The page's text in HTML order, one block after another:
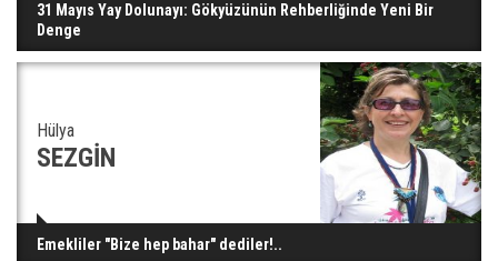
31 Mayıs Yay Dolunayı: Gökyüzünün Rehberliğinde Yeni Bir
Denge
Hülya
SEZGİN
Emekliler "Bize hep bahar" dediler!..